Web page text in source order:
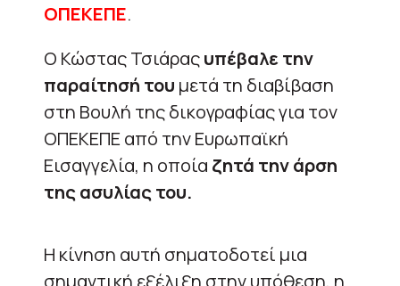
ΟΠΕΚΕΠΕ.
Ο Κώστας Τσιάραςυπέβαλε την
παραίτησή του μετά τη διαβίβαση
στη Βουλή της δικογραφίας για τον
ΟΠΕΚΕΠΕ από την Ευρωπαϊκή
Εισαγγελία, η οποία ζητά την άρση
της ασυλίας του.
Η κίνηση αυτή σηματοδοτεί μια
σημαντική εξέλιξη στην υπόθεση, η